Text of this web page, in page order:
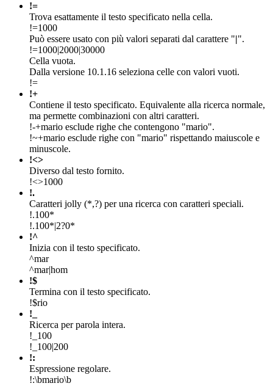
!=
Trova esattamente il testo specificato nella cella.
!=1000
Può essere usato con più valori separati dal carattere "|".
!=1000|2000|30000
Cella vuota.
Dalla versione 10.1.16 seleziona celle con valori vuoti.
!=
!+
Contiene il testo specificato. Equivalente alla ricerca normale,
ma permette combinazioni con altri caratteri.
!-+mario esclude righe che contengono "mario".
!~+mario esclude righe con "mario" rispettando maiuscole e
minuscole.
!<>
Diverso dal testo fornito.
!<>1000
!.
Caratteri jolly (*,?) per una ricerca con caratteri speciali.
!.100*
!.100*|2?0*
!^
Inizia con il testo specificato.
^mar
^mar|hom
!$
Termina con il testo specificato.
!$rio
!_
Ricerca per parola intera.
!_100
!_100|200
!:
Espressione regolare.
!:\bmario\b